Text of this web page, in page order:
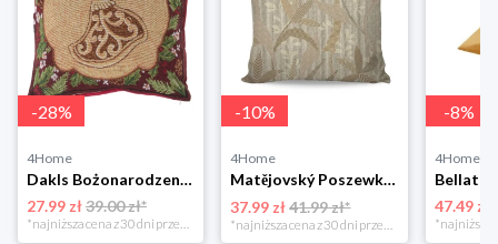
-28%
4Home
Dakls Bożonarodzeniowa poszewka na poduszkę Angel red, 40 x 40 cm 4-Home
27.99 zł39.00 zł*
*najniższa cena z 30 dni przed obniżką
-10%
4Home
Matějovský Poszewka na poduszkę Solei, 40 x 40 cm
37.99 zł 41.99 zł*
*najniższa cena z 30 dni przed obniżką
-8%
4Home
47.49 zł